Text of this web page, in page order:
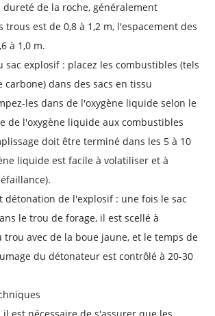
de la roche, généralement
trous est de 0,8 à 1,2 m, l'espacement des
à 1,0 m.
sac explosif : placez les combustibles (tels
dans des sacs en tissu
les dans de l'oxygène liquide selon le
de l'oxygène liquide aux combustibles
doit être terminé dans les 5 à 10
liquide est facile à volatiliser et à
détonation de l'explosif : une fois le sac
le trou de forage, il est scellé à
avec de la boue jaune, et le temps de
du détonateur est contrôlé à 20-30